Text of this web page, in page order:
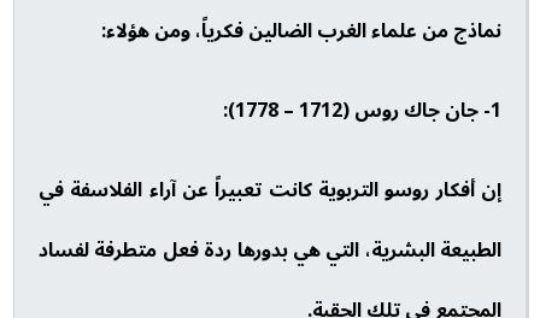
نماذج من علماء الغرب الضالين فكرياً، ومن هؤلاء:
1- جان جاك روس (1712 – 1778):
إن أفكار روسو التربوية كانت تعبيراً عن آراء الفلاسفة في
الطبيعة البشرية، التي هي بدورها ردة فعل متطرفة لفساد